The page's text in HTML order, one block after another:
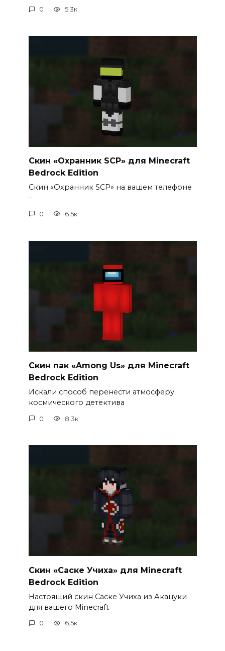
0 5.3к.
Скин «Охранник SCP» для Minecraft
Bedrock Edition
Скин «Охранник SCP» на вашем телефоне
–
0 6.5к.
Cкин пак «Among Us» для Minecraft
Bedrock Edition
Искали способ перенести атмосферу
космического детектива
0 8.3к.
Скин «Саске Учиха» для Minecraft
Bedrock Edition
Настоящий скин Саске Учиха из Акацуки
для вашего Minecraft
0 6.5к.